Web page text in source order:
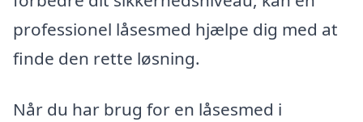
professionel låsesmed hjælpe dig med at
finde den rette løsning.
Når du har brug for en låsesmed i